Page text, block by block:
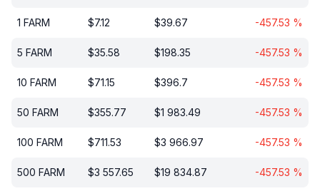
1 FARM $7.12 $39.67 -457.53 %
5 FARM $35.58 $198.35 -457.53 %
10 FARM $71.15 $396.7 -457.53 %
50 FARM $355.77 $1 983.49 -457.53 %
100 FARM $711.53 $3 966.97 -457.53 %
500 FARM $3 557.65 $19 834.87 -457.53 %